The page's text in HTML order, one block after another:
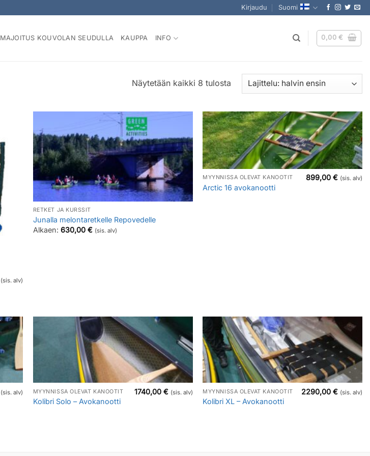
Kirjaudu Suomi
MAJOITUS KOUVOLAN SEUDULLA KAUPPA INFO 0,00€
Näytetään kaikki 8 tulostaHalvin
ensin
(sis. alv)
RETKET JA KURSSIT
Junalla melontaretkelle Repovedelle
Alkaen: 630,00 € (sis. alv)
MYYNNISSÄ OLEVAT KANOOTIT
Arctic 16 avokanootti
899,00€ (sis. alv)
(sis. alv) MYYNNISSÄ OLEVAT KANOOTIT
Kolibri Solo – Avokanootti
1740,00 € (sis. alv) MYYNNISSÄ OLEVAT KANOOTIT
Kolibri XL – Avokanootti
2290,00€ (sis. alv)